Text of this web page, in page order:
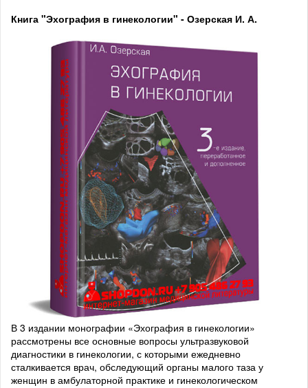
Книга "Эхография в гинекологии" - Озерская И. А.
В 3 издании монографии «Эхография в гинекологии»
рассмотрены все основные вопросы ультразвуковой
диагностики в гинекологии, с которыми ежедневно
сталкивается врач, обследующий органы малого таза у
женщин в амбулаторной практике и гинекологическом